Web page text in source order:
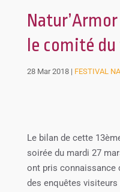
le comité
28 Mar 2018| FESTIVAL
Le bilan de cette
soirée du mardi 27
ont pris connaissance
des enquêtes